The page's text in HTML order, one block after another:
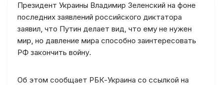
Президент Украины Владимир Зеленский на фоне
последних заявлений российского диктатора
заявил, что Путин делает вид, что ему не нужен
мир, но давление мира способно заинтересовать
РФ закончить войну.
Об этом сообщает РБК-Украина со ссылкой на